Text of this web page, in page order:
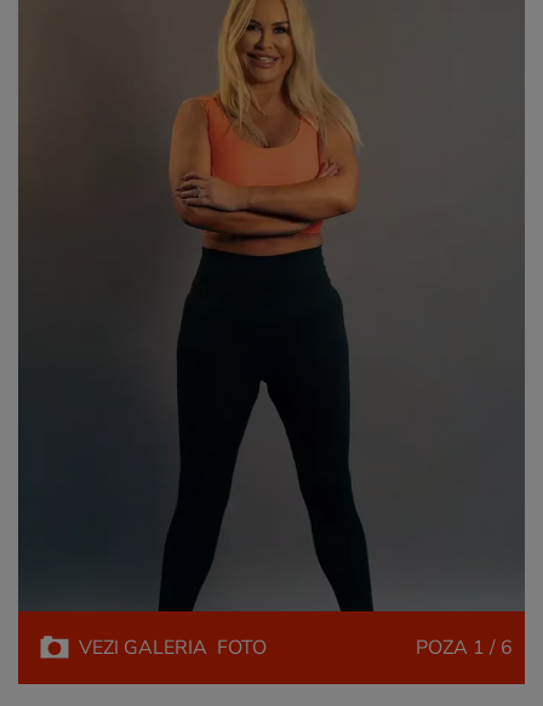
VEZI GALERIA FOTO POZA 1 / 6